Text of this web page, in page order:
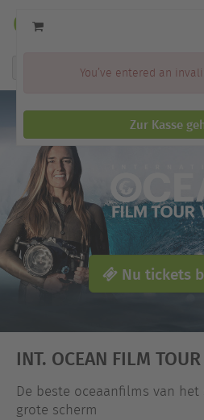
You’ve entered an
Zur Kasse
FILM
Nu tickets
INT. OCEAN FILM
De beste oceaanfilms van
grote scherm